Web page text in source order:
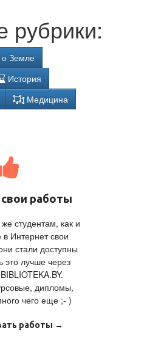
рубрики:
о Земле
История
Медицина
работы
студентам, как и
в Интернет свои
стали доступны
это лучше через
дипломы,
чего еще ;- )
работы →